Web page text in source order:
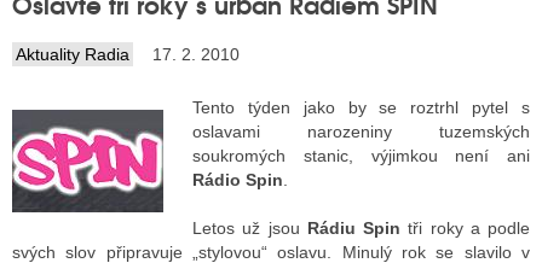
RÁDIÍ
RÁDIÍ
Aktuality Radia 17. 2. 2010
Tento týden jako by se roztrhl pytel s
oslavami narozeniny tuzemských
soukromých stanic, výjimkou není ani
Rádio Spin
Letos už jsou Rádiu Spin tři roky a podle
svých slov připravuje „stylovou“ oslavu. Minulý rok se slavilo v